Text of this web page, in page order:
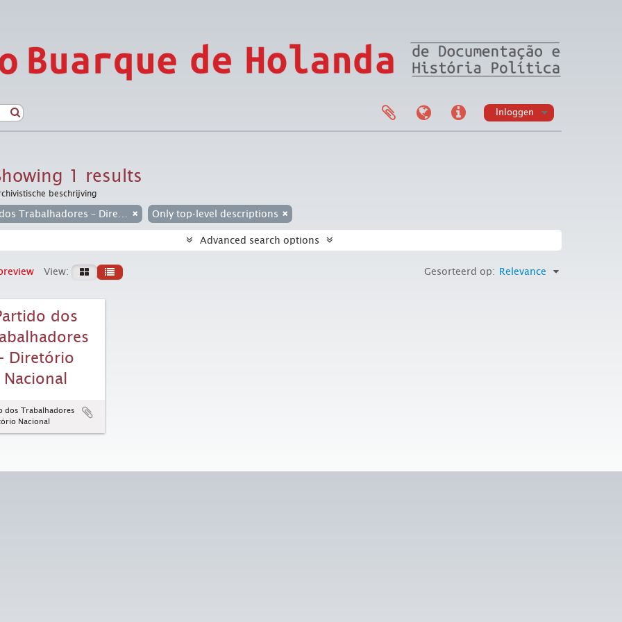
Inloggen
1 results
beschrijving
Only top-level descriptions
Advanced search options
View: Gesorteerd op: Relevance
dos
Diretório
Nacional
dos Trabalhadores
Nacional